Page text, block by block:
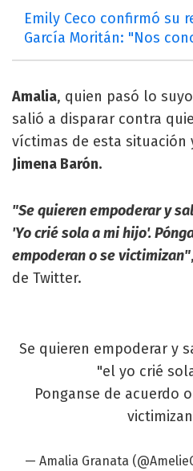
Emily Ceco confirmó su
García Moritán: "Nos
Amalia, quien pasó lo
salió a disparar contra
víctimas de esta situación
Jimena Barón.
"Se quieren empoderar y
'Yo crié sola a mi hijo'.
empoderan o se victimizan"
de Twitter.
Se quieren empoderar y
"el yo crié
Ponganse de acuerdo
— Amalia Granata